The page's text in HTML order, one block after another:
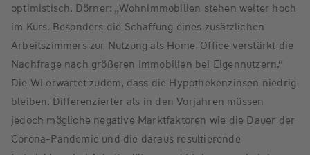
optimistisch. Dörner: „Wohnimmobilien stehen weiter hoch
im Kurs. Besonders die Schaffung eines zusätzlichen
Arbeitszimmers zur Nutzung als Home-Office verstärkt die
Nachfrage nach größeren Immobilien bei Eigennutzern.“
Die WI erwartet zudem, dass die Hypothekenzinsen niedrig
bleiben. Differenzierter als in den Vorjahren müssen
jedoch mögliche negative Marktfaktoren wie die Dauer der
Corona-Pandemie und die daraus resultierende